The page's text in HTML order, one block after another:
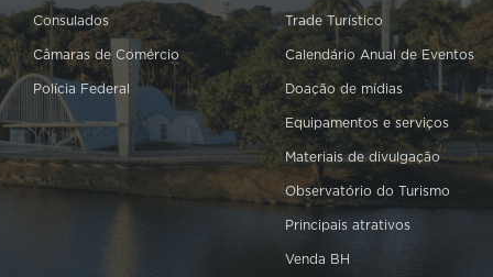
Consulados
Câmaras de Comércio
Polícia Federal
Trade Turístico
Calendário Anual de Eventos
Doação de mídias
Equipamentos e serviços
Materiais de divulgação
Observatório do Turismo
Principais atrativos
Venda BH